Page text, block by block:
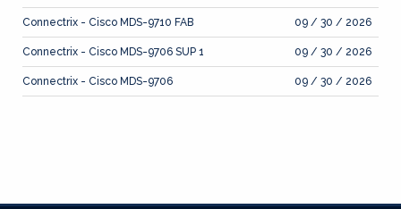
Connectrix - Cisco MDS-9710 FAB 09 / 30 / 2026
Connectrix - Cisco MDS-9706 SUP 1 09 / 30 / 2026
Connectrix - Cisco MDS-9706 09 / 30 / 2026